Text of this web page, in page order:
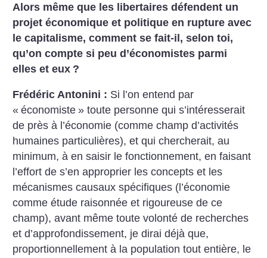
Alors même que les libertaires défendent un
projet économique et politique en rupture avec
le capitalisme, comment se fait-il, selon toi,
qu’on compte si peu d’économistes parmi
elles et eux ?
Frédéric Antonini : Si l’on entend par
« économiste » toute personne qui s’intéresserait
de près à l’économie (comme champ d’activités
humaines particulières), et qui chercherait, au
minimum, à en saisir le fonctionnement, en faisant
l’effort de s’en approprier les concepts et les
mécanismes causaux spécifiques (l’économie
comme étude raisonnée et rigoureuse de ce
champ), avant même toute volonté de recherches
et d’approfondissement, je dirai déjà que,
proportionnellement à la population tout entière, le